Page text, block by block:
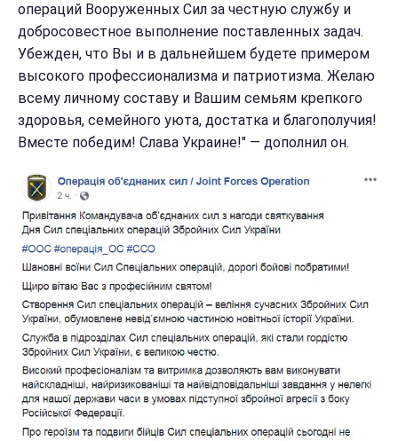
операций Вооруженных Сил за честную службу и
добросовестное выполнение поставленных задач.
Убежден, что Вы и в дальнейшем будете примером
высокого профессионализма и патриотизма. Желаю
всему личному составу и Вашим семьям крепкого
здоровья, семейного уюта, достатка и благополучия!
Вместе победим! Слава Украине!" — дополнил он.